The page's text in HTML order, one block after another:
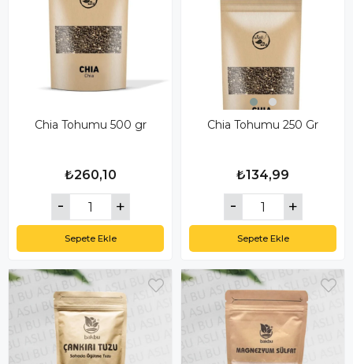
Chia Tohumu 500 gr
₺260,10
Sepete Ekle
Chia Tohumu 250 Gr
₺134,99
Sepete Ekle